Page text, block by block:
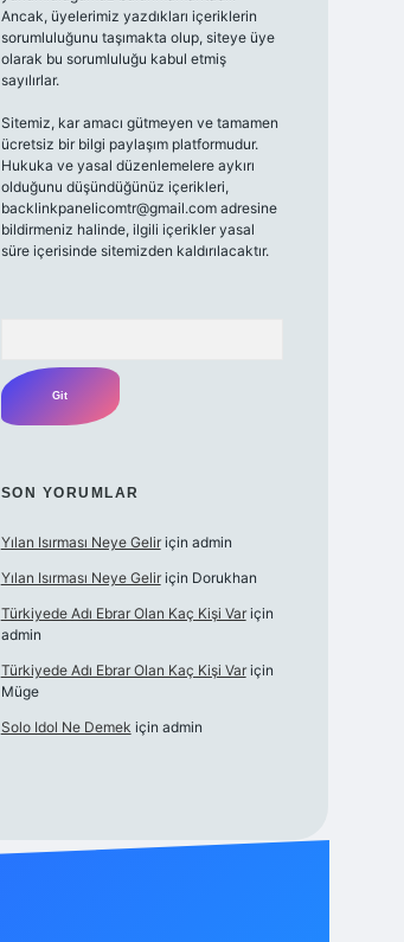
Ancak, üyelerimiz yazdıkları içeriklerin
sorumluluğunu taşımakta olup, siteye üye
olarak bu sorumluluğu kabul etmiş
sayılırlar.
Sitemiz, kar amacı gütmeyen ve tamamen
ücretsiz bir bilgi paylaşım platformudur.
Hukuka ve yasal düzenlemelere aykırı
olduğunu düşündüğünüz içerikleri,
backlinkpanelicomtr@gmail.comadresine
bildirmeniz halinde, ilgili içerikler yasal
süre içerisinde sitemizden kaldırılacaktır.
SON YORUMLAR
Yılan Isırması Neye Geliriçin admin
Yılan Isırması Neye Geliriçin Dorukhan
Türkiyede Adı Ebrar Olan Kaç Kişi Variçin
admin
Türkiyede Adı Ebrar Olan Kaç Kişi Variçin
Müge
Solo Idol Ne Demek için admin